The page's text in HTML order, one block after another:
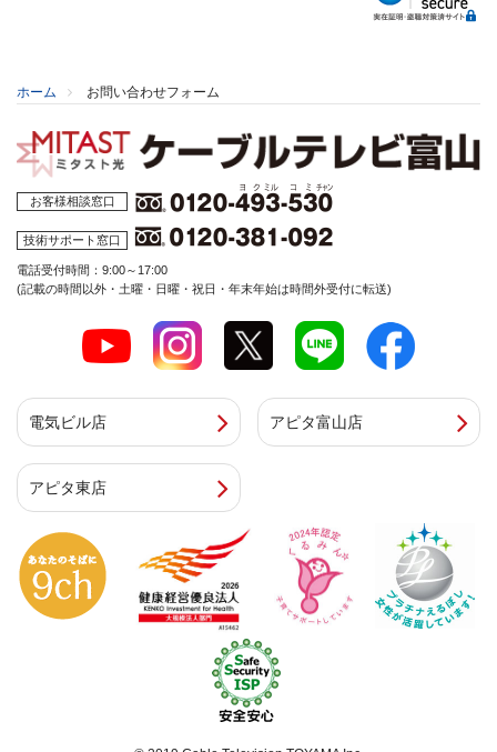
ホーム お問い合わせフォーム
お客様相談窓口
技術サポート窓口
電話受付時間：9:00～17:00
(記載の時間以外・土曜・日曜・祝日・年末年始は時間外受付に転送)
電気ビル店 アピタ富山店
アピタ東店